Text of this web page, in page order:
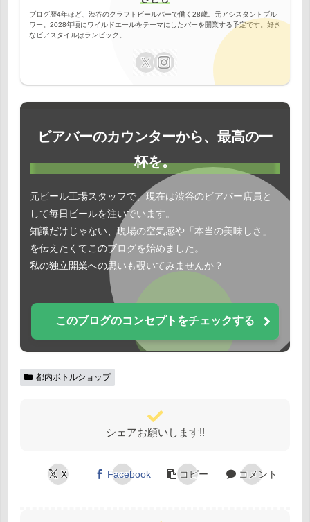
ブログ歴4年ほど、渋谷のクラフトビールバーで働く28歳。元アシスタントブル
ワー。2028年頃にワイルドエールをテーマにしたバーを開業する予定です。好き
なビアスタイルはランビック。
ビアバーのカウンターから、最高の一
杯を。
元ビール工場スタッフで、現在は渋谷のビアバー店員と
して毎日ビールを注いでいます。
知識だけじゃない、現場の空気感や「本当の美味しさ」
を伝えたくてこのブログを始めました。
私の独立開業への思いも覗いてみませんか？
このブログのコンセプトをチェックする
都内ボトルショップ
シェアお願いします!!
X Facebook コピー コメント